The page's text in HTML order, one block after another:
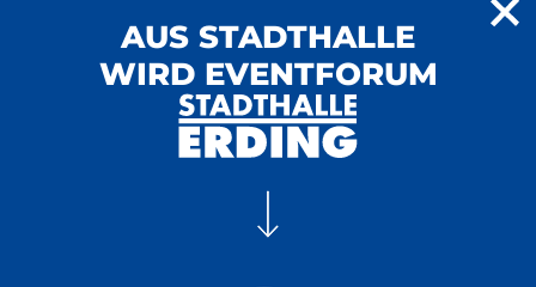
Viva La Vida
A Tribute to Coldplay
Konzert Tribute
24.10.
AUS STADTHALLE
WIRD EVENTFORUM